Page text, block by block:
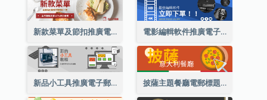
新款菜單及節扣推廣電郵標題 電影編輯軟件推廣電子郵件標題
新品小工具推廣電子郵件標題 披薩主題餐廳電郵標題